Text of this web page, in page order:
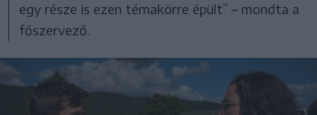
egy része is ezen témakörre épült” – mondta a
főszervező.